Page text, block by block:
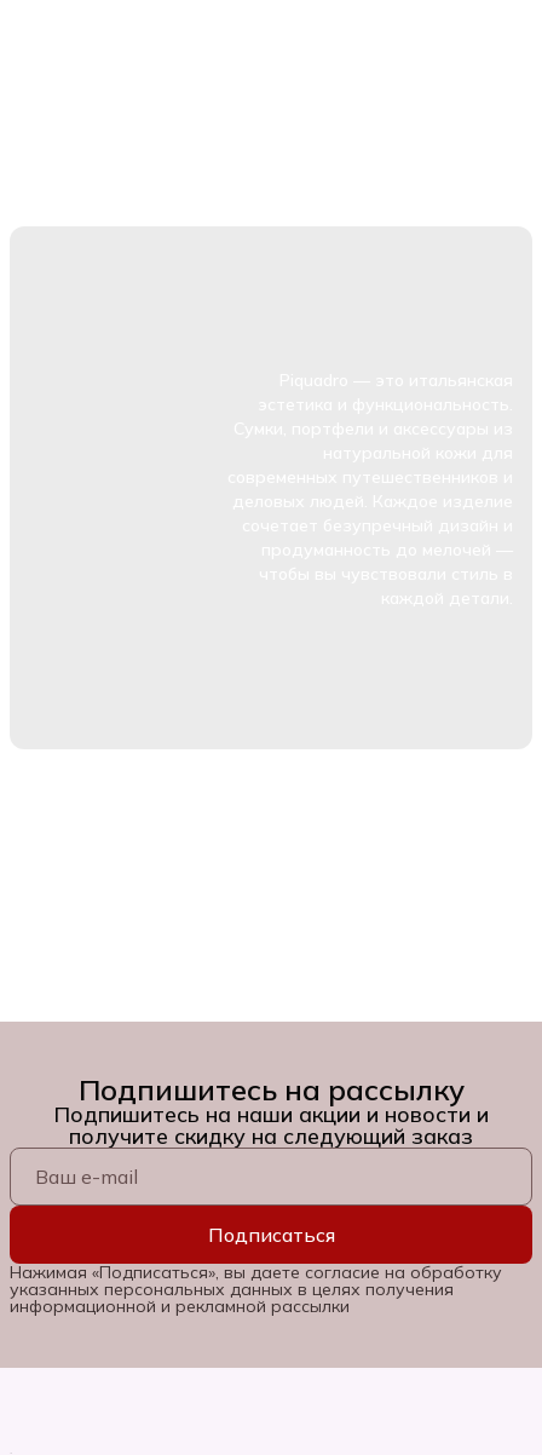
Подпишитесь на рассылку
Подпишитесь на наши акции и новости и
получите скидку на следующий заказ
Подписаться
Нажимая «Подписаться», вы даете согласие на обработку
указанных персональных данных в целях получения
информационной и рекламной рассылки